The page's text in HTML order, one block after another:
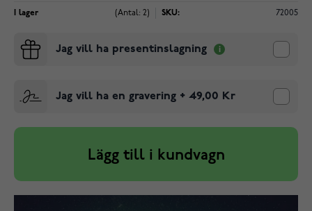
I lager (Antal: 2) SKU: 72005
Jag vill ha presentinslagning
Jag vill ha en gravering + 49,00 Kr
Lägg till i kundvagn